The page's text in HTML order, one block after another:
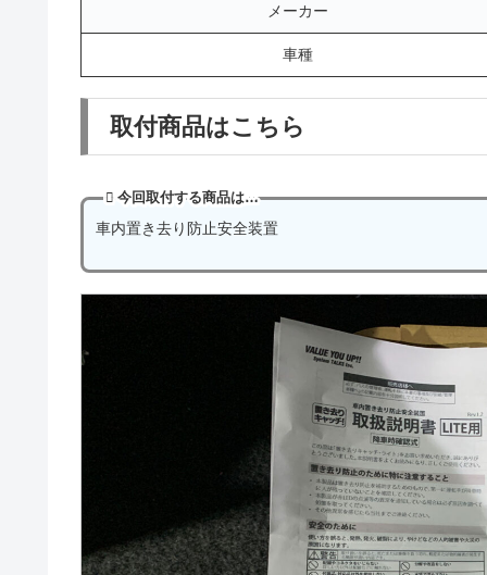
メーカー
車種
取付商品はこちら
今回取付する商品は…
車内置き去り防止安全装置